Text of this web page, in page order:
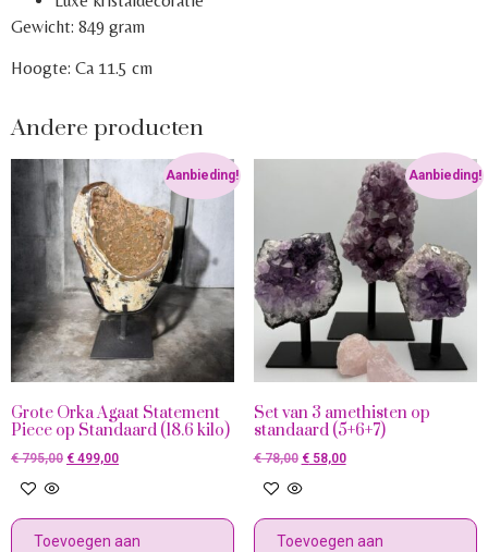
Gewicht: 849 gram
Hoogte: Ca 11.5 cm
Andere producten
Aanbieding!
Grote Orka Agaat Statement
Piece op Standaard (18.6 kilo)
€795,00 € 499,00
Toevoegen aan
Aanbieding!
Set van 3 amethisten op
standaard (5+6+7)
€78,00 €58,00
Toevoegen aan